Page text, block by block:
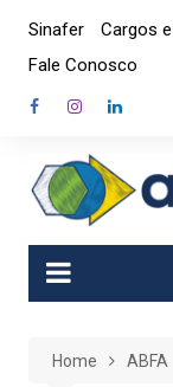
content
Sinafer Cargos
Fale Conosco
Home ABFA